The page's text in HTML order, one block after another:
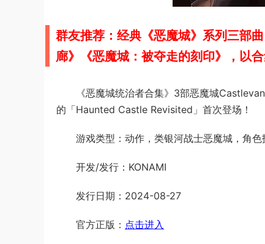
群友推荐：经典《恶魔城》系列三部
廊》《恶魔城：被夺走的刻印》，以
《恶魔城统治者合集》3部恶魔城
的「Haunted Castle Revisited」首次登场！
游戏类型：动作，类银河战士恶魔城，角
开发/发行：KONAMI
发行日期：2024-08-27
官方正版： 点击进入